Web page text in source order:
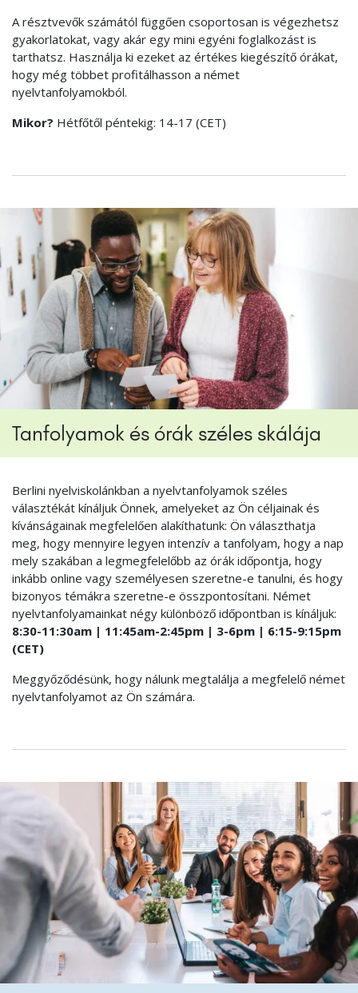
A résztvevők számától függően csoportosan is végezhetsz
gyakorlatokat, vagy akár egy mini egyéni foglalkozást is
tarthatsz. Használja ki ezeket az értékes kiegészítő órákat,
hogy még többet profitálhasson a német
nyelvtanfolyamokból.
Mikor? Hétfőtől péntekig: 14-17 (CET)
Tanfolyamok és órák széles skálája
Berlini nyelviskolánkban a nyelvtanfolyamok széles
választékát kínáljuk Önnek, amelyeket az Ön céljainak és
kívánságainak megfelelően alakíthatunk: Ön választhatja
meg, hogy mennyire legyen intenzív a tanfolyam, hogy a nap
mely szakában a legmegfelelőbb az órák időpontja, hogy
inkább online vagy személyesen szeretne-e tanulni, és hogy
bizonyos témákra szeretne-e összpontosítani. Német
nyelvtanfolyamainkat négy különböző időpontban is kínáljuk:
8:30-11:30am | 11:45am-2:45pm | 3-6pm | 6:15-9:15pm
(CET)
Meggyőződésünk, hogy nálunk megtalálja a megfelelő német
nyelvtanfolyamot az Ön számára.